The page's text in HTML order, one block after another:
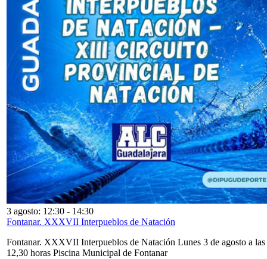
3 agosto: 12:30 - 14:30
Fontanar. XXXVII Interpueblos de Natación
Fontanar. XXXVII Interpueblos de Natación Lunes 3 de agosto a las
12,30 horas Piscina Municipal de Fontanar